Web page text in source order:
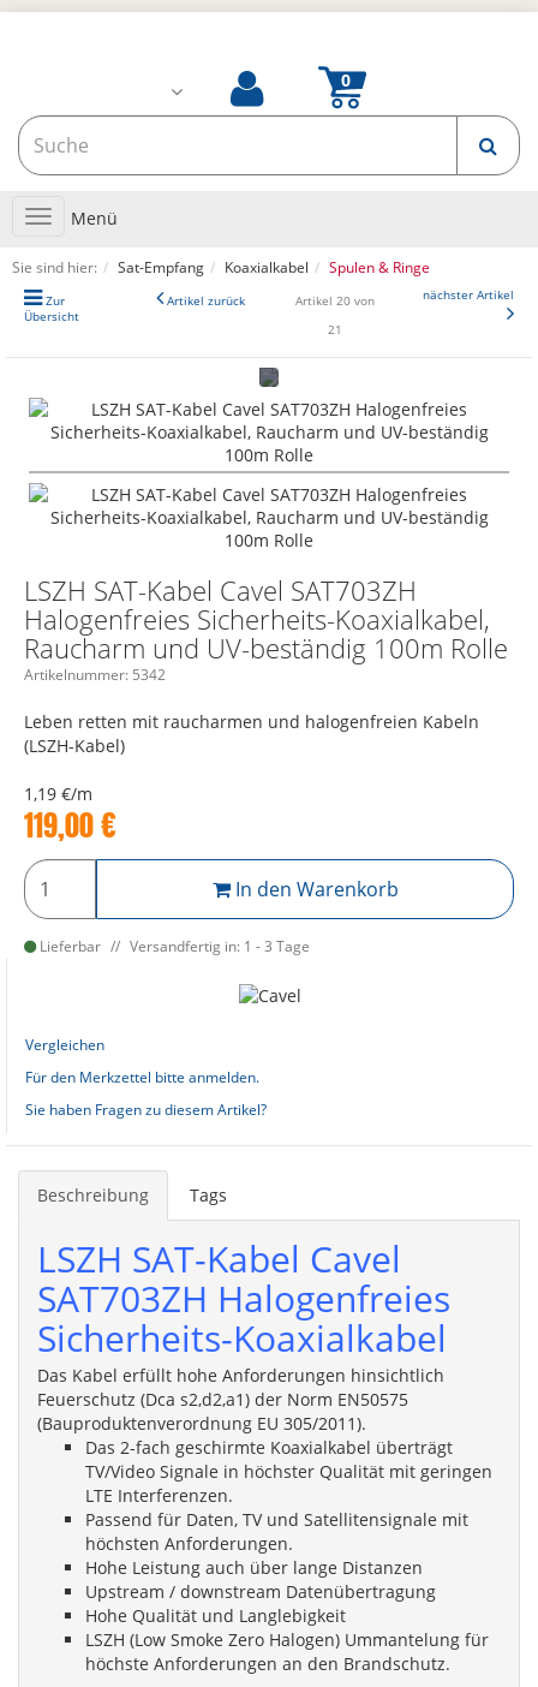
Toggle
navigation
Menü
Sie sind hier: Sat-Empfang Koaxialkabel Spulen & Ringe
Zur
Übersicht
Artikel zurück
Artikel 20 von
21
nächster Artikel
LSZH SAT-Kabel Cavel SAT703ZH
Halogenfreies Sicherheits-Koaxialkabel,
Raucharm und UV-beständig 100m Rolle
Artikelnummer: 5342
Leben retten mit raucharmen und halogenfreien Kabeln
(LSZH-Kabel)
1,19 €/m
119,00€
In den Warenkorb
Lieferbar Versandfertig in: 1 - 3 Tage
Vergleichen
Für den Merkzettel bitte anmelden.
Sie haben Fragen zu diesem Artikel?
Beschreibung Tags
LSZH SAT-Kabel Cavel
SAT703ZH Halogenfreies
Sicherheits-Koaxialkabel
Das Kabel erfüllt hohe Anforderungen hinsichtlich
Feuerschutz (Dca s2,d2,a1) der Norm EN50575
(Bauproduktenverordnung EU 305/2011).
Das 2-fach geschirmte Koaxialkabel überträgt
TV/Video Signale in höchster Qualität mit geringen
LTE Interferenzen.
Passend für Daten, TV und Satellitensignale mit
höchsten Anforderungen.
Hohe Leistung auch über lange Distanzen
Upstream / downstream Datenübertragung
Hohe Qualität und Langlebigkeit
LSZH (Low Smoke Zero Halogen) Ummantelung für
höchste Anforderungen an den Brandschutz.